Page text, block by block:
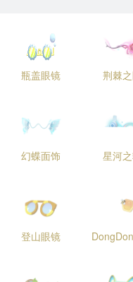
瓶盖眼镜 荆棘
幻蝶面饰 星河
登山眼镜